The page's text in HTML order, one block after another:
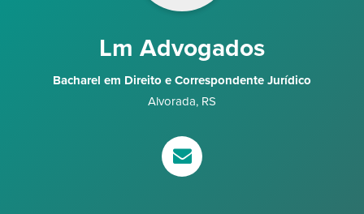
Lm Advogados
Bacharel em Direito e Correspondente Jurídico
Alvorada, RS